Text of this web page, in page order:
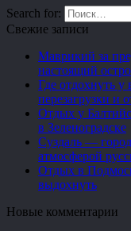
Search for:
Свежие записи
Маврикий за
настоящий
Где отдохнуть
перезагрузки и
Отдых у
в Зеленоградске
Суздаль —
атмосферой
Отдых в
выдохнуть
Новые комментарии